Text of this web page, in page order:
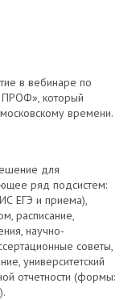
в вебинаре по
ПРОФ», который
времени.
для
ряд подсистем:
ЕГЭ и приема),
расписание,
научно-
советы,
университетский
отчетности (формы: